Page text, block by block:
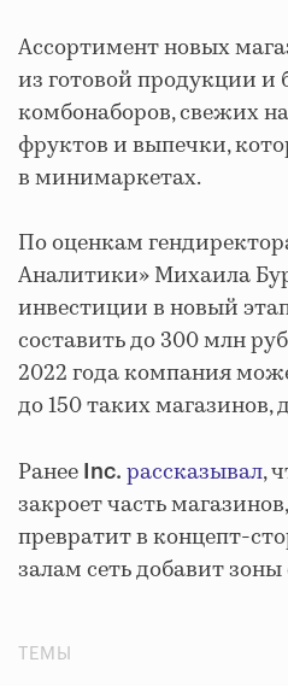
Ассортимент новых
из готовой продукции
комбонаборов, свежих
фруктов и выпечки,
в минимаркетах.
По оценкам
Аналитики» Михаила
инвестиции в новый
составить до 300 млн
2022 года компания
до 150 таких магазинов,
Ранее Inc. рассказывал,
закроет часть
превратит в концепт-
залам сеть добавит
ТЕМЫ